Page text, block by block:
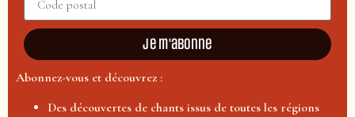
Je m'abonne
Abonnez-vous et découvrez :
Des découvertes de chants issus de toutes les régions